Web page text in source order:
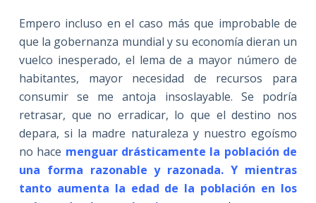
Empero incluso en el caso más que improbable de
que la gobernanza mundial y su economía dieran un
vuelco inesperado, el lema de a mayor número de
habitantes, mayor necesidad de recursos para
consumir se me antoja insoslayable. Se podría
retrasar, que no erradicar, lo que el destino nos
depara, si la madre naturaleza y nuestro egoísmo
no hace menguar drásticamente la población de
una forma razonable y razonada. Y mientras
tanto aumenta la edad de la población en los